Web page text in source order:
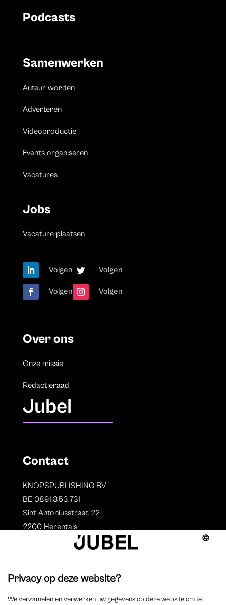
Podcasts
Samenwerken
Auteur worden
Adverteren
Videoproductie
Events organiseren
Vacatures
Jobs
Vacature plaatsen
Volgen Volgen
Volgen Volgen
Over ons
Onze missie
Redactieraad
Jubel
Contact
KNOPSPUBLISHING BV
BE 0891.853.731
Sint-Antoniusstraat 22
2200 Herentals
Auteurs
Overzicht auteurs